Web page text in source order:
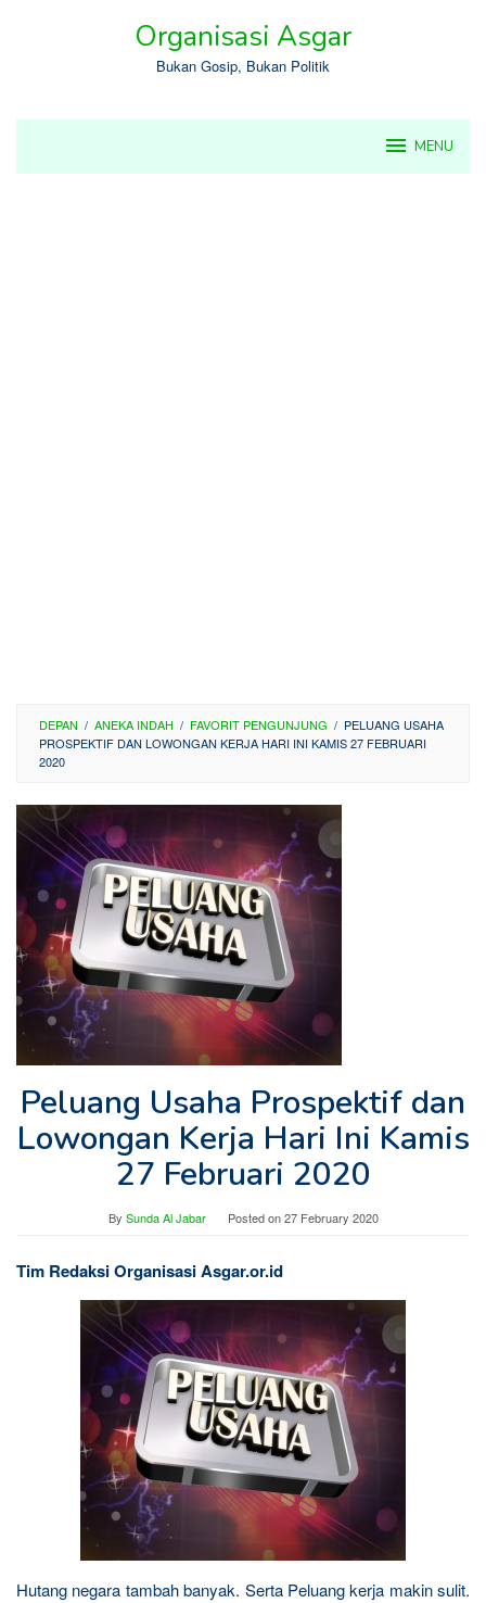
Organisasi Asgar
Bukan Gosip, Bukan Politik
MENU
DEPAN / ANEKA INDAH / FAVORIT PENGUNJUNG / PELUANG USAHA
PROSPEKTIF DAN LOWONGAN KERJA HARI INI KAMIS 27 FEBRUARI
2020
Peluang Usaha Prospektif dan
Lowongan Kerja Hari Ini Kamis
27 Februari 2020
By Sunda Al Jabar Posted on27 February 2020
Tim Redaksi Organisasi Asgar.or.id
Hutang negara tambah banyak. Serta Peluang kerja makin sulit.